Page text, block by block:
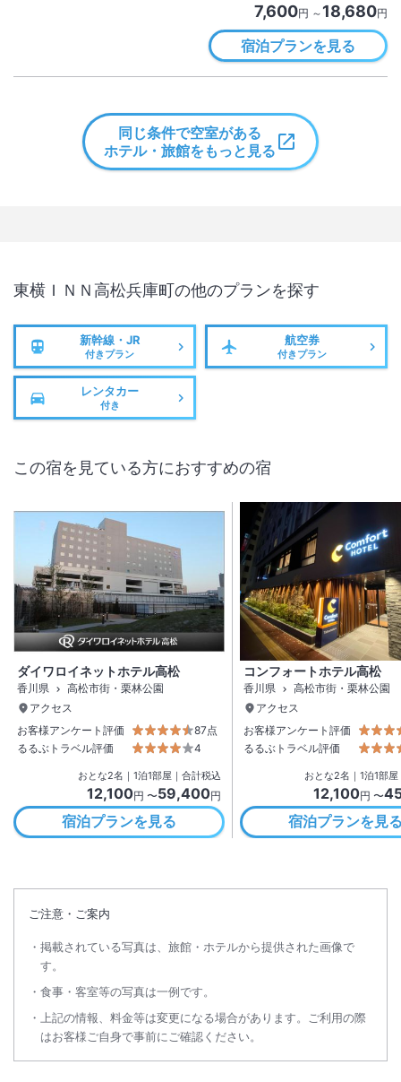
7,600円 ～ 18,680円
宿泊プランを見る
同じ条件で空室がある
ホテル・旅館をもっと見る
東横ＩＮＮ高松兵庫町の他のプランを探す
新幹線・JR
付きプラン
航空券
付きプラン
レンタカー
付き
この宿を見ている方におすすめの宿
ダイワロイネットホテル高松
香川県
高松市街・栗林公園
アクセス
お客様アンケート評価
87点
るるぶトラベル評価
4
おとな2名 ｜ 1泊1部屋｜合計税込
12,100円 〜59,400円
宿泊プランを見る
コンフォートホテル高松
香川県
高松市街・栗林公園
アクセス
お客様アンケート評価
るるぶトラベル評価
おとな2名 ｜ 1泊1部屋
12,100円 〜
宿泊プランを見
ご注意・ご案内
掲載されている写真は、旅館・ホテルから提供された画像で
す。
食事・客室等の写真は一例です。
上記の情報、料金等は変更になる場合があります。ご利用の際
はお客様ご自身で事前にご確認ください。